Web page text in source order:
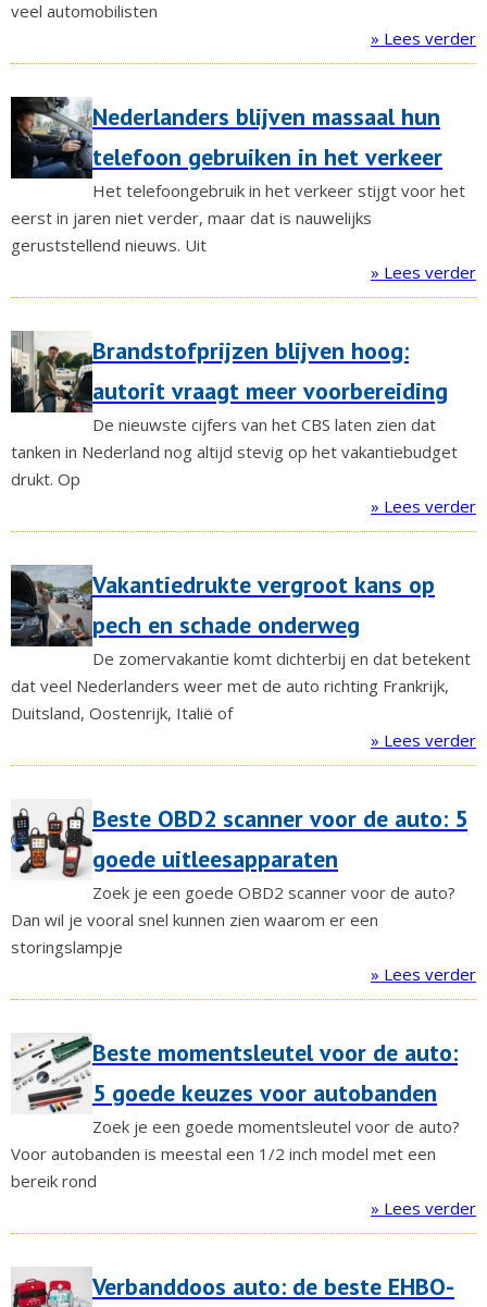
veel automobilisten
» Lees verder
Nederlanders blijven massaal hun
telefoon gebruiken in het verkeer
Het telefoongebruik in het verkeer stijgt voor het
eerst in jaren niet verder, maar dat is nauwelijks
geruststellend nieuws. Uit
» Lees verder
Brandstofprijzen blijven hoog:
autorit vraagt meer voorbereiding
De nieuwste cijfers van het CBS laten zien dat
tanken in Nederland nog altijd stevig op het vakantiebudget
drukt. Op
» Lees verder
Vakantiedrukte vergroot kans op
pech en schade onderweg
De zomervakantie komt dichterbij en dat betekent
dat veel Nederlanders weer met de auto richting Frankrijk,
Duitsland, Oostenrijk, Italië of
» Lees verder
Beste OBD2 scanner voor de auto: 5
goede uitleesapparaten
Zoek je een goede OBD2 scanner voor de auto?
Dan wil je vooral snel kunnen zien waarom er een
storingslampje
» Lees verder
Beste momentsleutel voor de auto:
5 goede keuzes voor autobanden
Zoek je een goede momentsleutel voor de auto?
Voor autobanden is meestal een 1/2 inch model met een
bereik rond
» Lees verder
Verbanddoos auto: de beste EHBO-